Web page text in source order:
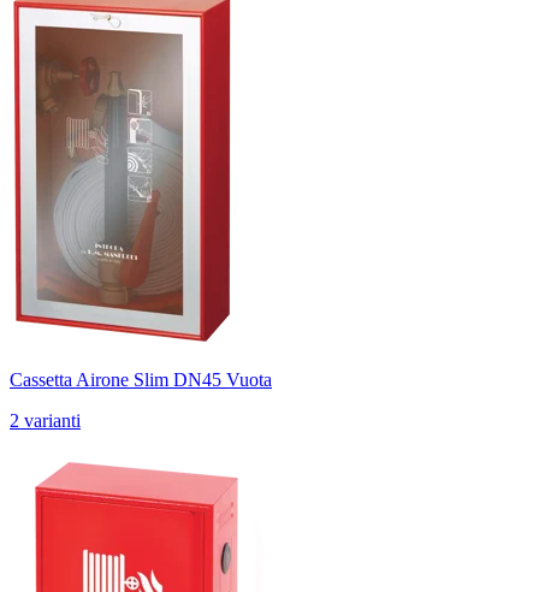
Cassetta Airone Slim DN45 Vuota
2 varianti